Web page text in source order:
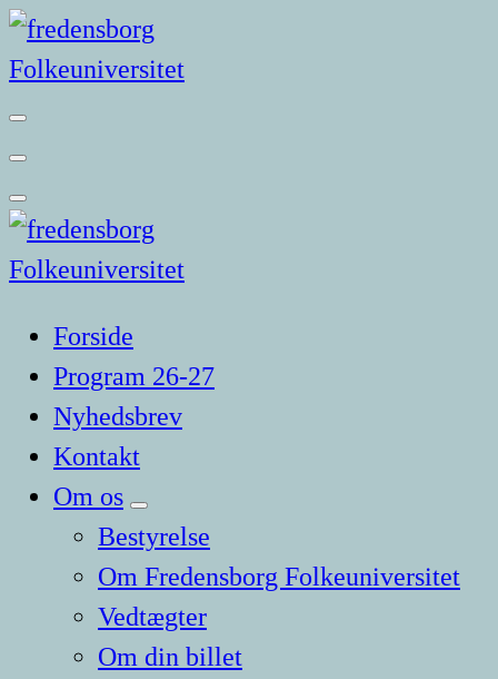
Videre
til
indhold
Forside
Program 26-27
Nyhedsbrev
Kontakt
Om os
Bestyrelse
Om Fredensborg Folkeuniversitet
Vedtægter
Om din billet